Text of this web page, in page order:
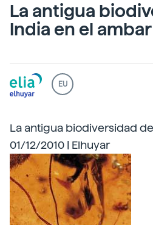
La antigua
India en el ambar
EU
La antigua biodiversidad
01/12/2010 | Elhuyar